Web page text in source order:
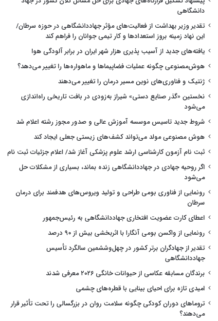
دانشگاهی
تقدیر وزیر بهداشت از فعالیت‌های مؤثر جهاددانشگاهی در حوزه سرطان/
این نهاد زمینه بروز استعدادها و کار تیمی جوانان را فراهم کند
یافته‌های جدید از آسیب پذیری هزار شهر ایران در برابر آلودگی هوا
هوش‌مصنوعی چگونه عملیات فضاپیماها و ماهواره‌ها را تغییر می‌دهد؟
ژنتیک و فناوری‌های نوین مسیر درمان را تغییر می‌دهند
نخستین «گذر صنایع دستی» شیراز به‌زودی در بافت تاریخی راه‌اندازی
می‌شود
شروط جدید تاسیس موسسه آموزش عالی و صدور مجوز رشته اعلام شد
هوش مصنوعی مولد می‌تواند کشف‌های زیستی جعلی ایجاد کند
ثبت نام آزمون کارشناسی ارشد علوم پزشکی آغاز شد/ اعلام جزئیات ثبت نام
اگر روحیه جهادی در جهاددانشگاهی زنده بماند، بسیاری از مشکلات حل
می‌شود
رونمایی از فناوری بومی طراحی و تولید ویروس‌های هدفمند برای درمان
سرطان
اعطای کارت عضویت افتخاری جهاددانشگاهی به رئیس‌جمهور
رونمایی از واکسن بومی آنگارا با اثربخشی بیش از ۹۰ درصد
تقدیر از جهادگران برتر کشور در چهل‌وششمین سالگرد تأسیس
جهاددانشگاهی
برندگان مسابقه عکاسی از حیوانات خانگی ۲۰۲۶ معرفی شدند
امیدی تازه برای احیای بینایی با قطره‌های چشمی
تروماهای دوران کودکی چگونه سلامت روان در بزرگسالی را تحت تأثیر قرار
می‌دهند؟